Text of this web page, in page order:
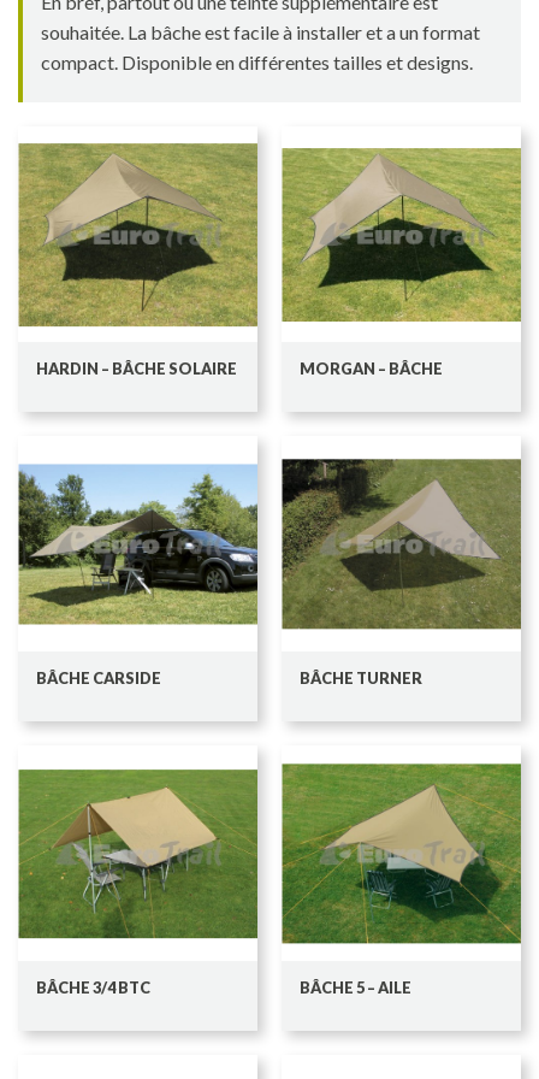
souhaitée. La bâche est facile à installer et a un format
compact. Disponible en différentes tailles et designs.
HARDIN – BÂCHE SOLAIRE MORGAN – BÂCHE
BÂCHE CARSIDE BÂCHE TURNER
BÂCHE 3/4 BTC BÂCHE 5 – AILE